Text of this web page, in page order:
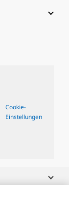
Cookie-
Einstellungen